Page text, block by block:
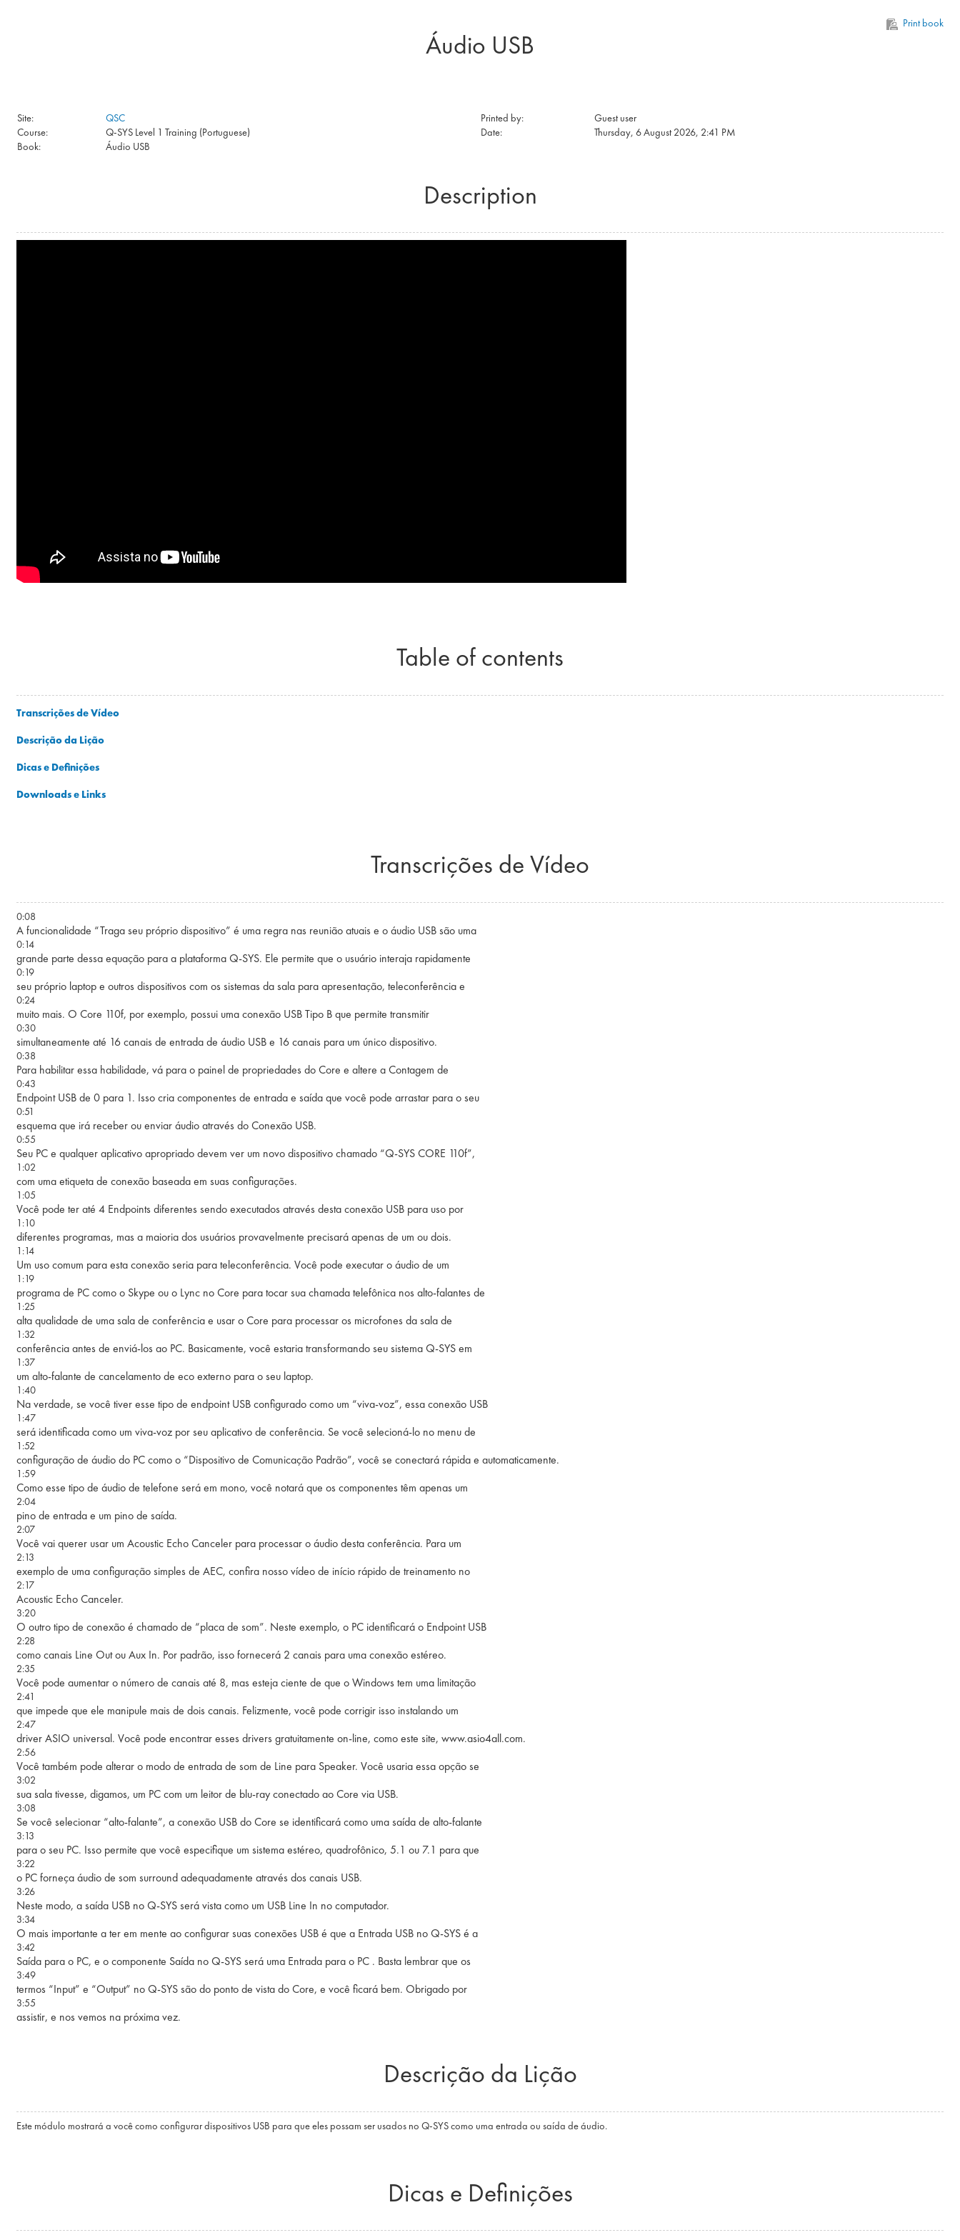
Print book
Áudio USB
Site:
QSC
Course:
Q-SYS Level 1 Training (Portuguese)
Book:
Áudio USB
Printed by:
Guest user
Date:
Thursday, 6 August 2026, 2:41 PM
Description
Table of contents
Transcrições de Vídeo
Descrição da Lição
Dicas e Definições
Downloads e Links
Transcrições de Vídeo
0:08
A funcionalidade “Traga seu próprio dispositivo” é uma regra nas reunião atuais e o áudio USB são uma
0:14
grande parte dessa equação para a plataforma Q-SYS. Ele permite que o usuário interaja rapidamente
0:19
seu próprio laptop e outros dispositivos com os sistemas da sala para apresentação, teleconferência e
0:24
muito mais. O Core 110f, por exemplo, possui uma conexão USB Tipo B que permite transmitir
0:30
simultaneamente até 16 canais de entrada de áudio USB e 16 canais para um único dispositivo.
0:38
Para habilitar essa habilidade, vá para o painel de propriedades do Core e altere a Contagem de
0:43
Endpoint USB de 0 para 1. Isso cria componentes de entrada e saída que você pode arrastar para o seu
0:51
esquema que irá receber ou enviar áudio através do Conexão USB.
0:55
Seu PC e qualquer aplicativo apropriado devem ver um novo dispositivo chamado “Q-SYS CORE 110f”,
1:02
com uma etiqueta de conexão baseada em suas configurações.
1:05
Você pode ter até 4 Endpoints diferentes sendo executados através desta conexão USB para uso por
1:10
diferentes programas, mas a maioria dos usuários provavelmente precisará apenas de um ou dois.
1:14
Um uso comum para esta conexão seria para teleconferência. Você pode executar o áudio de um
1:19
programa de PC como o Skype ou o Lync no Core para tocar sua chamada telefônica nos alto-falantes de
1:25
alta qualidade de uma sala de conferência e usar o Core para processar os microfones da sala de
1:32
conferência antes de enviá-los ao PC. Basicamente, você estaria transformando seu sistema Q-SYS em
1:37
um alto-falante de cancelamento de eco externo para o seu laptop.
1:40
Na verdade, se você tiver esse tipo de endpoint USB configurado como um “viva-voz”, essa conexão USB
1:47
será identificada como um viva-voz por seu aplicativo de conferência. Se você selecioná-lo no menu de
1:52
configuração de áudio do PC como o “Dispositivo de Comunicação Padrão”, você se conectará rápida e automaticamente.
1:59
Como esse tipo de áudio de telefone será em mono, você notará que os componentes têm apenas um
2:04
pino de entrada e um pino de saída.
2:07
Você vai querer usar um Acoustic Echo Canceler para processar o áudio desta conferência. Para um
2:13
exemplo de uma configuração simples de AEC, confira nosso vídeo de início rápido de treinamento no
2:17
Acoustic Echo Canceler.
3:20
O outro tipo de conexão é chamado de “placa de som”. Neste exemplo, o PC identificará o Endpoint USB
2:28
como canais Line Out ou Aux In. Por padrão, isso fornecerá 2 canais para uma conexão estéreo.
2:35
Você pode aumentar o número de canais até 8, mas esteja ciente de que o Windows tem uma limitação
2:41
que impede que ele manipule mais de dois canais. Felizmente, você pode corrigir isso instalando um
2:47
driver ASIO universal. Você pode encontrar esses drivers gratuitamente on-line, como este site, www.asio4all.com.
2:56
Você também pode alterar o modo de entrada de som de Line para Speaker. Você usaria essa opção se
3:02
sua sala tivesse, digamos, um PC com um leitor de blu-ray conectado ao Core via USB.
3:08
Se você selecionar “alto-falante”, a conexão USB do Core se identificará como uma saída de alto-falante
3:13
para o seu PC. Isso permite que você especifique um sistema estéreo, quadrofônico, 5.1 ou 7.1 para que
3:22
o PC forneça áudio de som surround adequadamente através dos canais USB.
3:26
Neste modo, a saída USB no Q-SYS será vista como um USB Line In no computador.
3:34
O mais importante a ter em mente ao configurar suas conexões USB é que a Entrada USB no Q-SYS é a
3:42
Saída para o PC, e o componente Saída no Q-SYS será uma Entrada para o PC . Basta lembrar que os
3:49
termos “Input” e “Output” no Q-SYS são do ponto de vista do Core, e você ficará bem. Obrigado por
3:55
assistir, e nos vemos na próxima vez.
Descrição da Lição
Este módulo mostrará a você como configurar dispositivos USB para que eles possam ser usados no Q-SYS como uma entrada ou saída de áudio.
Dicas e Definições